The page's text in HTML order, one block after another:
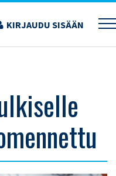
KIRJAUDU SISÄÄN
ON SUOMENNETTU